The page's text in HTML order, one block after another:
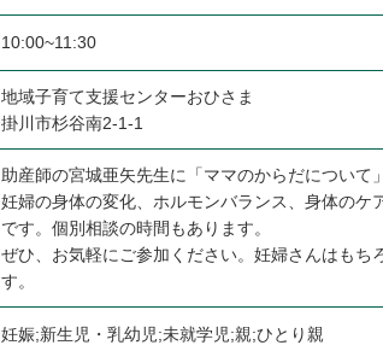
10:00~11:30
地域子育て支援センターおひさま
掛川市杉谷南2-1-1
助産師の宮城亜矢先生に「ママのからだについて
妊婦の身体の変化、ホルモンバランス、身体のケ
です。個別相談の時間もあります。
ぜひ、お気軽にご参加ください。妊婦さんはもち
す。
妊娠;新生児・乳幼児;未就学児;親;ひとり親